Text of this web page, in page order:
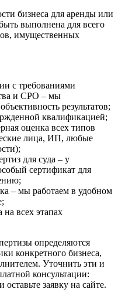
бизнеса для аренды или
выполнена для всего
имущественных
с требованиями
и СРО – мы
результатов;
квалификацией;
оценка всех типов
лица, ИП, любые
для суда – у
сертификат для
– мы работаем в удобном
на всех этапах
определяются
конкретного бизнеса,
Уточнить эти и
консультации:
заявку на сайте.